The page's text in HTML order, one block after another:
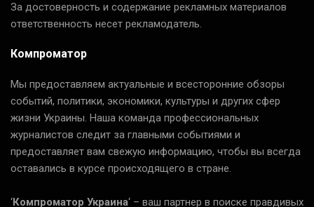
За достоверность и содержание рекламных материалов
ответственность несет рекламодатель.
Компроматор
Мы предоставляем актуальные и всесторонние обзоры
событий, политики, экономики, культуры и других сфер
жизни Украины. Наша команда профессиональных
журналистов следит за главными событиями и
предоставляет вам свежую информацию, чтобы вы всегда
оставались в курсе происходящего в стране.
‘Компроматор Украина‘ – ваш партнер в поиске правдивых